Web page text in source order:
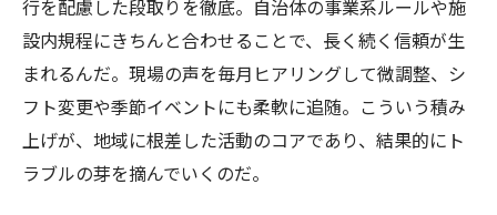
行を配慮した段取りを徹底。自治体の事業系ルールや施
設内規程にきちんと合わせることで、長く続く信頼が生
まれるんだ。現場の声を毎月ヒアリングして微調整、シ
フト変更や季節イベントにも柔軟に追随。こういう積み
上げが、地域に根差した活動のコアであり、結果的にト
ラブルの芽を摘んでいくのだ。